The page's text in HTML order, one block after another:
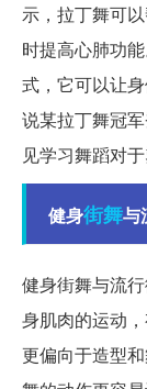
示，拉丁舞可
时提高心肺功
式，它可以让
说某拉丁舞冠
见学习舞蹈对
健身街舞与
健身街舞与流
身肌肉的运动
更偏向于造型